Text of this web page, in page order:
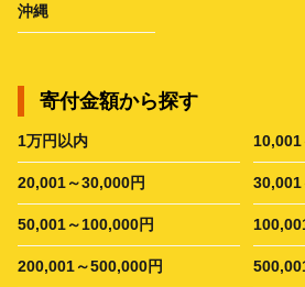
沖縄
寄付金額から探す
1万円以内 10,001
20,001～30,000円 30,001
50,001～100,000円
200,001～500,000円